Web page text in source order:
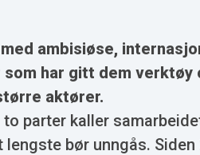
ambisiøse,
har gitt dem
aktører.
parter kaller
bør unngås.